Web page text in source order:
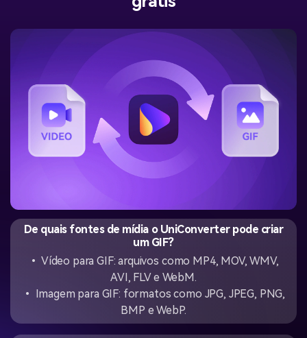
De quais fontes de mídia o UniConverter pode criar
um GIF?
• Vídeo para GIF: arquivos como MP4, MOV, WMV,
AVI, FLV e WebM.
• Imagem para GIF: formatos como JPG, JPEG, PNG,
BMP e WebP.